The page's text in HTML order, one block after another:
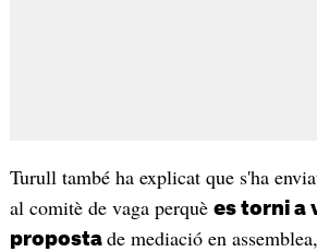
Turull també ha explicat que s'ha
al comitè de vaga perquè es torni a
proposta de mediació en